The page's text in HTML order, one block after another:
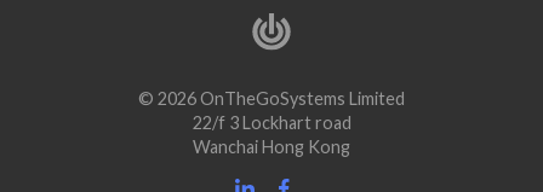
© 2026 OnTheGoSystems Limited
22/f 3 Lockhart road
Wanchai Hong Kong